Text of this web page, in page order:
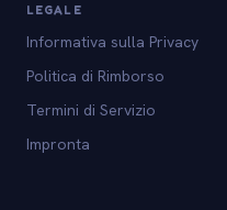
LEGALE
Informativa sulla Privacy
Politica di Rimborso
Termini di Servizio
Impronta